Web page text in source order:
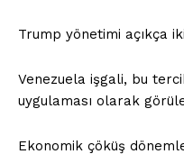
Trump yönetimi açıkça
Venezuela işgali, bu
uygulaması olarak
Ekonomik çöküş